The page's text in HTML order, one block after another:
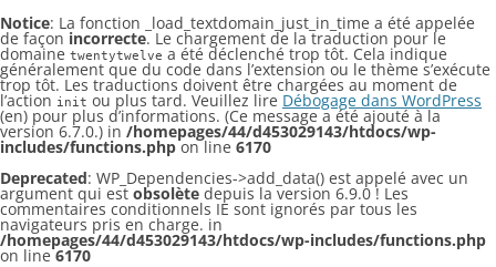
Notice: La fonction _load_textdomain_just_in_time a été appelée
de façon incorrecte. Le chargement de la traduction pour le
domaine twentytwelve a été déclenché trop tôt. Cela indique
généralement que du code dans l’extension ou le thème s’exécute
trop tôt. Les traductions doivent être chargées au moment de
l’action init ou plus tard. Veuillez lire Débogage dans WordPress
(en) pour plus d’informations. (Ce message a été ajouté à la
version 6.7.0.) in /homepages/44/d453029143/htdocs/wp-
includes/functions.phpon line 6170
Deprecated: WP_Dependencies->add_data() est appelé avec un
argument qui est obsolète depuis la version 6.9.0 ! Les
commentaires conditionnels IE sont ignorés par tous les
navigateurs pris en charge. in
/homepages/44/d453029143/htdocs/wp-includes/functions.php
on line6170